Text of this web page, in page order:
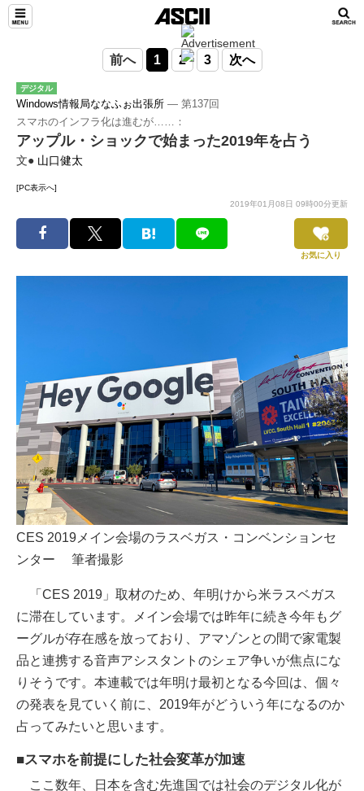
前へ 1 2 3 次へ
デジタル
Windows情報局ななふぉ出張所 ― 第137回
スマホのインフラ化は進むが……：
アップル・ショックで始まった2019年を占う
文● 山口健太
[PC表示へ]
2019年01月08日 09時00分更新
お気に入り
CES 2019メイン会場のラスベガス・コンベンションセ
ンター 筆者撮影
「CES 2019」取材のため、年明けから米ラスベガス
に滞在しています。メイン会場では昨年に続き今年もグ
ーグルが存在感を放っており、アマゾンとの間で家電製
品と連携する音声アシスタントのシェア争いが焦点にな
りそうです。本連載では年明け最初となる今回は、個々
の発表を見ていく前に、2019年がどういう年になるのか
占ってみたいと思います。
■スマホを前提にした社会変革が加速
ここ数年、日本を含む先進国では社会のデジタル化が